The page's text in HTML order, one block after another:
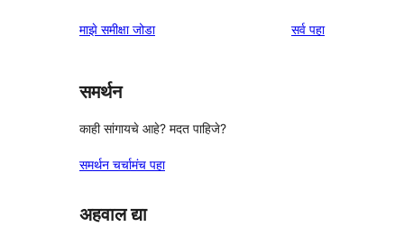
परीक्षणे
तारांकित
माझे समीक्षा जोडा सर्वपुनरावलोकने
पहा
समर्थन
काही सांगायचे आहे? मदत पाहिजे?
समर्थन चर्चामंच पहा
अहवाल द्या